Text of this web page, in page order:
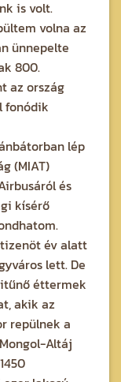
is volt.
volna az
ünnepelte
800.
az ország
fonódik
lép
(MIAT)
és
kísérő
év alatt
lett. De
éttermek
akik az
repülnek a
Altáj